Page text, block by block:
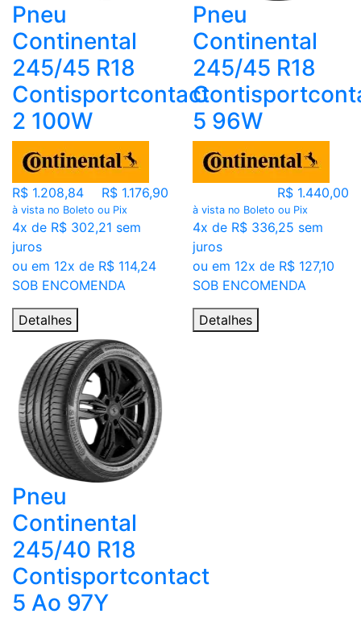
Pneu
Continental
245/45 R18
Contisportcontact
2 100W
R$ 1.208,84 R$ 1.176,90
à vista no Boleto ou Pix
4x de R$ 302,21 sem
juros
ou em 12x de R$ 114,24
SOB ENCOMENDA
Detalhes
Pneu
Continental
245/45 R18
5 96W
R$ 1.440,00
à vista no Boleto ou Pix
4x de R$ 336,25 sem
juros
ou em 12x de R$ 127,10
SOB ENCOMENDA
Detalhes
Pneu
Continental
245/40 R18
Contisportcontact
5 Ao 97Y